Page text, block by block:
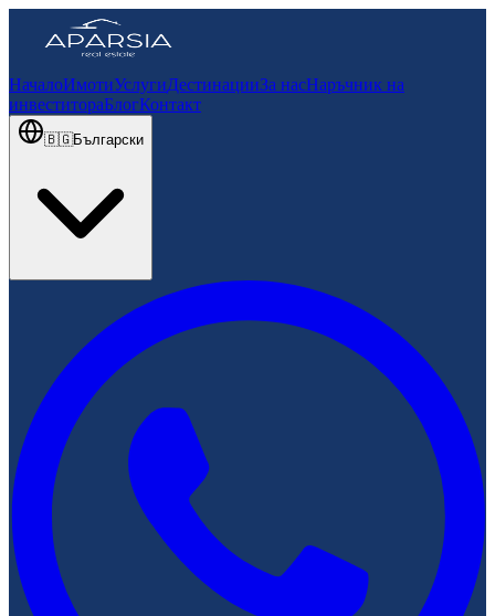
НачалоИмотиУслугиДестинацииЗа насНаръчник на
инвеститораБлогКонтакт
🇧🇬Български